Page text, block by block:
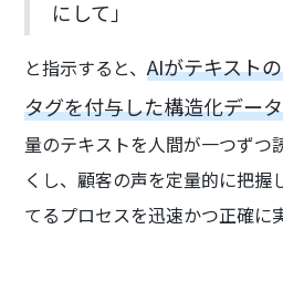
にして」
と指示すると、AIがテキスト
タグを付与した構造化デー
量のテキストを人間が一つずつ
くし、顧客の声を定量的に把握
てるプロセスを迅速かつ正確に